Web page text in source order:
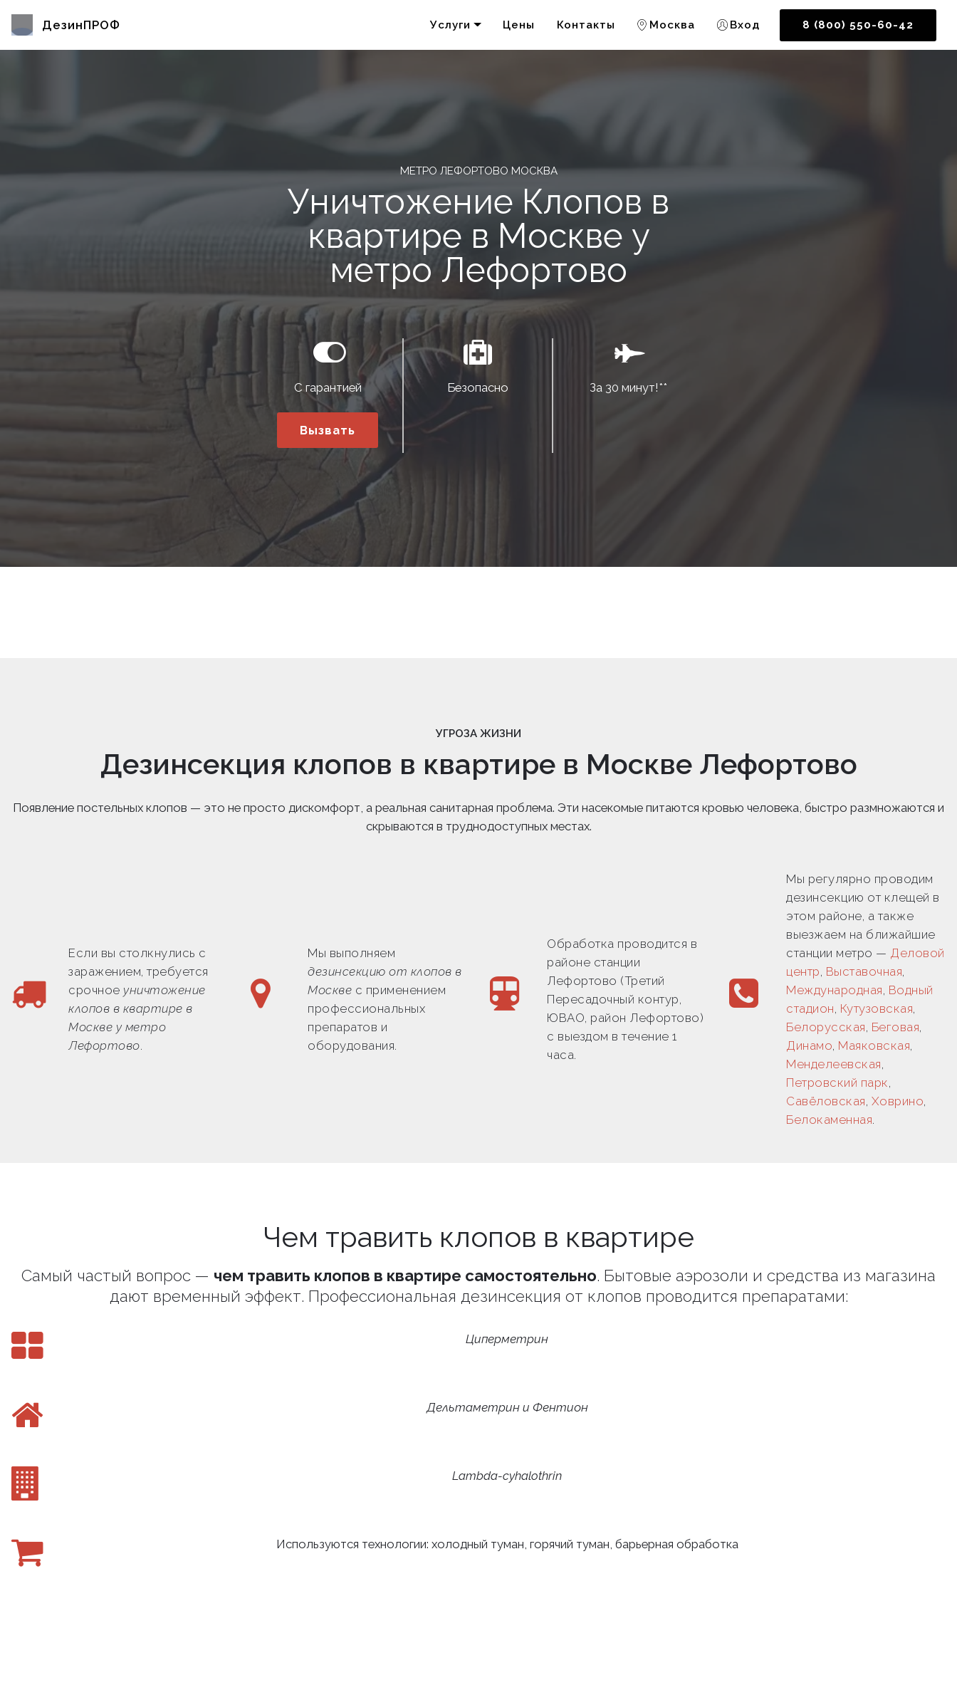
ДезинПРОФ Услуги Цены Контакты Москва Вход 8 (800) 550-60-42
МЕТРО ЛЕФОРТОВО МОСКВА
Уничтожение Клопов в
квартире в Москве у
метро Лефортово
С гарантией
Вызвать
Безопасно За 30 минут!**
УГРОЗА ЖИЗНИ
Дезинсекция клопов в квартире в Москве Лефортово
Появление постельных клопов — это не просто дискомфорт, а реальная санитарная проблема. Эти насекомые питаются кровью человека, быстро размножаются и
скрываются в труднодоступных местах.
Если вы столкнулись с
заражением, требуется
срочное уничтожение
клопов в квартире в
Москве у метро
Лефортово.
Мы выполняем
дезинсекцию от клопов в
Москве с применением
профессиональных
препаратов и
оборудования.
Обработка проводится в
районе станции
Лефортово (Третий
Пересадочный контур,
ЮВАО, район Лефортово)
с выездом в течение 1
часа.
Мы регулярно проводим
дезинсекцию от клещей в
этом районе, а также
выезжаем на ближайшие
станции метро — Деловой
центр, Выставочная,
Международная, Водный
стадион, Кутузовская,
Белорусская, Беговая,
Динамо, Маяковская,
Менделеевская,
Петровский парк,
Савёловская, Ховрино,
Белокаменная.
Чем травить клопов в квартире
Самый частый вопрос — чем травить клопов в квартире самостоятельно. Бытовые аэрозоли и средства из магазина
дают временный эффект. Профессиональная дезинсекция от клопов проводится препаратами:
Циперметрин
Дельтаметрин и Фентион
Lambda-cyhalothrin
Используются технологии: холодный туман, горячий туман, барьерная обработка